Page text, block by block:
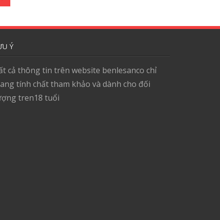
Ý
cả thông tin trên website benlesanco chỉ
tính chất tham khảo và dành cho đối
tren18 tuổi